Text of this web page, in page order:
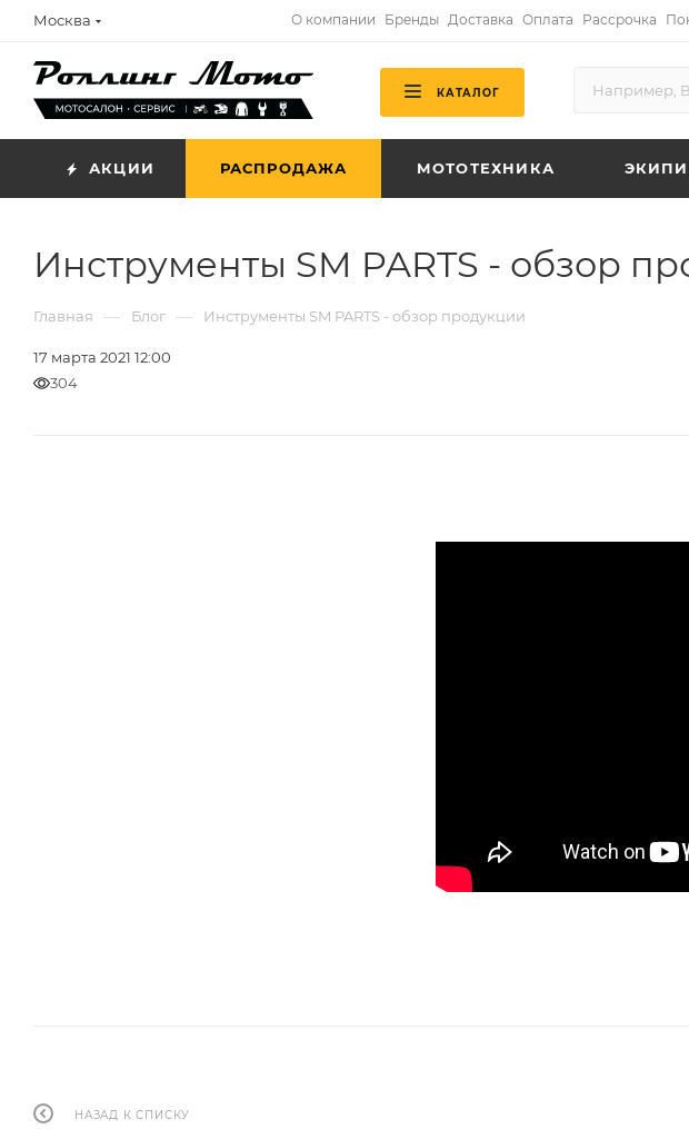
Москва О компании Бренды Доставка Оплата Рассрочка
КАТАЛОГ
АКЦИИ РАСПРОДАЖА МОТОТЕХНИКА
Инструменты SM PARTS - обзор
Главная — Блог — Инструменты SM PARTS - обзор продукции
17 марта 2021 12:00
304
НАЗАД К СПИСКУ